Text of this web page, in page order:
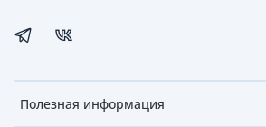
Полезная информация